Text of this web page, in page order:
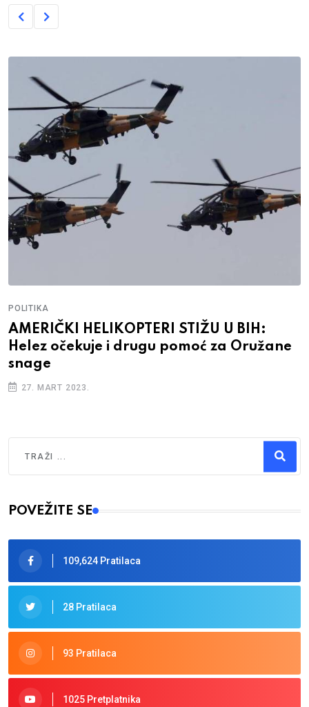
POLITIKA
AMERIČKI HELIKOPTERI STIŽU U BIH:
Helez očekuje i drugu pomoć za Oružane
snage
27. MART 2023.
Type 2 or more characters for results.
POVEŽITE SE
109,624 Pratilaca
28 Pratilaca
93 Pratilaca
1025 Pretplatnika